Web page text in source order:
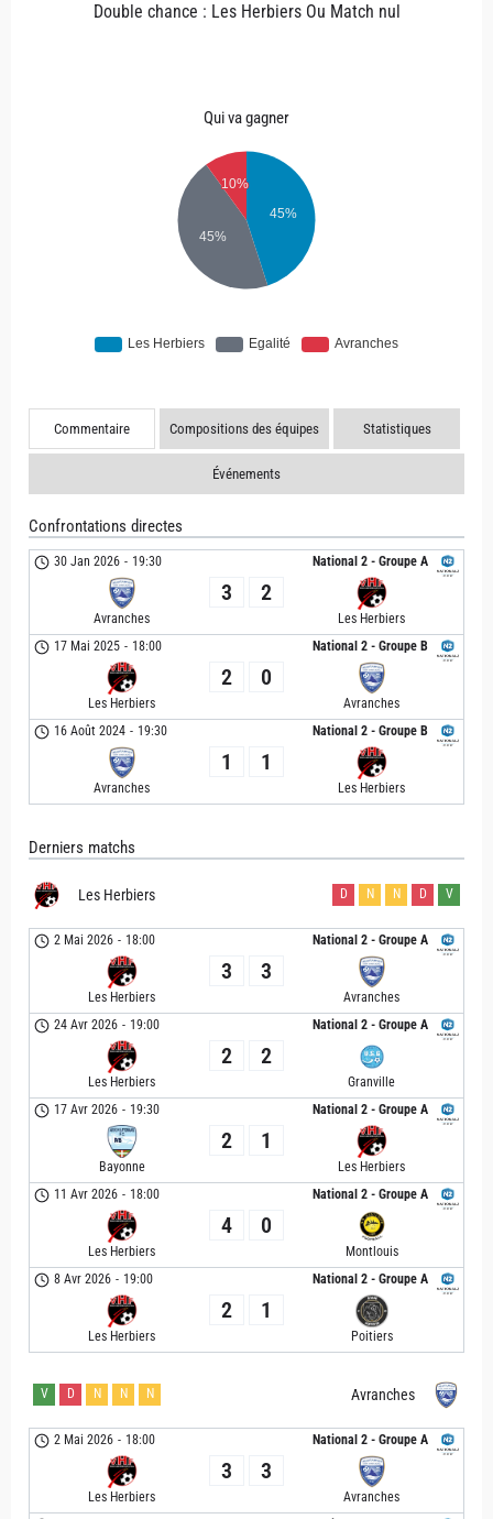
Double chance : Les Herbiers Ou Match nul
Qui va gagner
Commentaire Compositions des équipes Statistiques
Événements
Confrontations directes
National 2 - Groupe A
30 Jan 2026 - 19:30
Avranches
3 2
Les Herbiers
National 2 - Groupe B
17 Mai 2025 - 18:00
Les Herbiers
2 0
Avranches
National 2 - Groupe B
16 Août 2024 - 19:30
Avranches
1 1
Les Herbiers
Derniers matchs
Les Herbiers D N N D V
National 2 - Groupe A
2 Mai 2026 - 18:00
Les Herbiers
3 3
Avranches
National 2 - Groupe A
24 Avr 2026 - 19:00
Les Herbiers
2 2
Granville
National 2 - Groupe A
17 Avr 2026 - 19:30
Bayonne
2 1
Les Herbiers
National 2 - Groupe A
11 Avr 2026 - 18:00
Les Herbiers
4 0
Montlouis
National 2 - Groupe A
8 Avr 2026 - 19:00
Les Herbiers
2 1
Poitiers
Avranches
V D N N N
National 2 - Groupe A
2 Mai 2026 - 18:00
Les Herbiers
3 3
Avranches